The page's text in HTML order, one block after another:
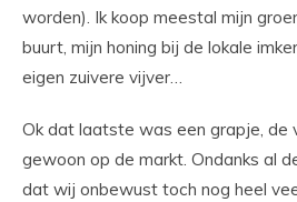
worden). Ik koop meestal mijn
buurt, mijn honing bij de lokale
eigen zuivere vijver…
Ok dat laatste was een grapje, de
gewoon op de markt. Ondanks al
dat wij onbewust toch nog heel